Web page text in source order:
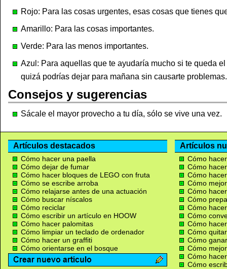
Rojo: Para las cosas urgentes, esas cosas que tienes
Amarillo: Para las cosas importantes.
Verde: Para las menos importantes.
Azul: Para aquellas que te ayudaría mucho si te queda
quizá podrías dejar para mañana sin causarte problemas.
Consejos y sugerencias
Sácale el mayor provecho a tu día, sólo se vive una vez.
Artículos destacados
Cómo hacer una paella
Cómo dejar de fumar
Cómo hacer bloques de LEGO con fruta
Cómo se escribe arroba
Cómo relajarse antes de una actuación
Cómo buscar níscalos
Cómo reciclar
Cómo escribir un artículo en HOOW
Cómo hacer palomitas
Cómo limpiar un teclado de ordenador
Cómo hacer un graffiti
Cómo orientarse en el bosque
Artículos
Cómo
Cómo
Cómo
Cómo
Cómo
Cómo
Cómo
Cómo
Cómo
Cómo
Cómo
Cómo
Cómo
Cómo